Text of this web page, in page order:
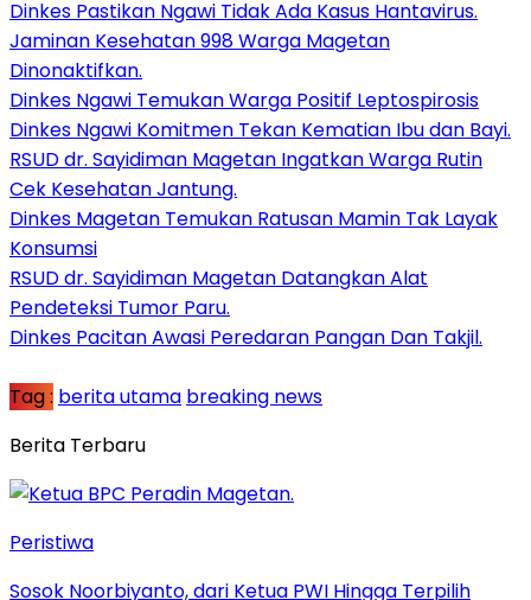
Dinkes Pastikan Ngawi Tidak Ada Kasus Hantavirus.
Jaminan Kesehatan 998 Warga Magetan
Dinonaktifkan.
Dinkes Ngawi Temukan Warga Positif Leptospirosis
Dinkes Ngawi Komitmen Tekan Kematian Ibu dan Bayi.
RSUD dr. Sayidiman Magetan Ingatkan Warga Rutin
Cek Kesehatan Jantung.
Dinkes Magetan Temukan Ratusan Mamin Tak Layak
Konsumsi
RSUD dr. Sayidiman Magetan Datangkan Alat
Pendeteksi Tumor Paru.
Dinkes Pacitan Awasi Peredaran Pangan Dan Takjil.
Tag : berita utama breaking news
Berita Terbaru
Peristiwa
Sosok Noorbiyanto, dari Ketua PWI Hingga Terpilih